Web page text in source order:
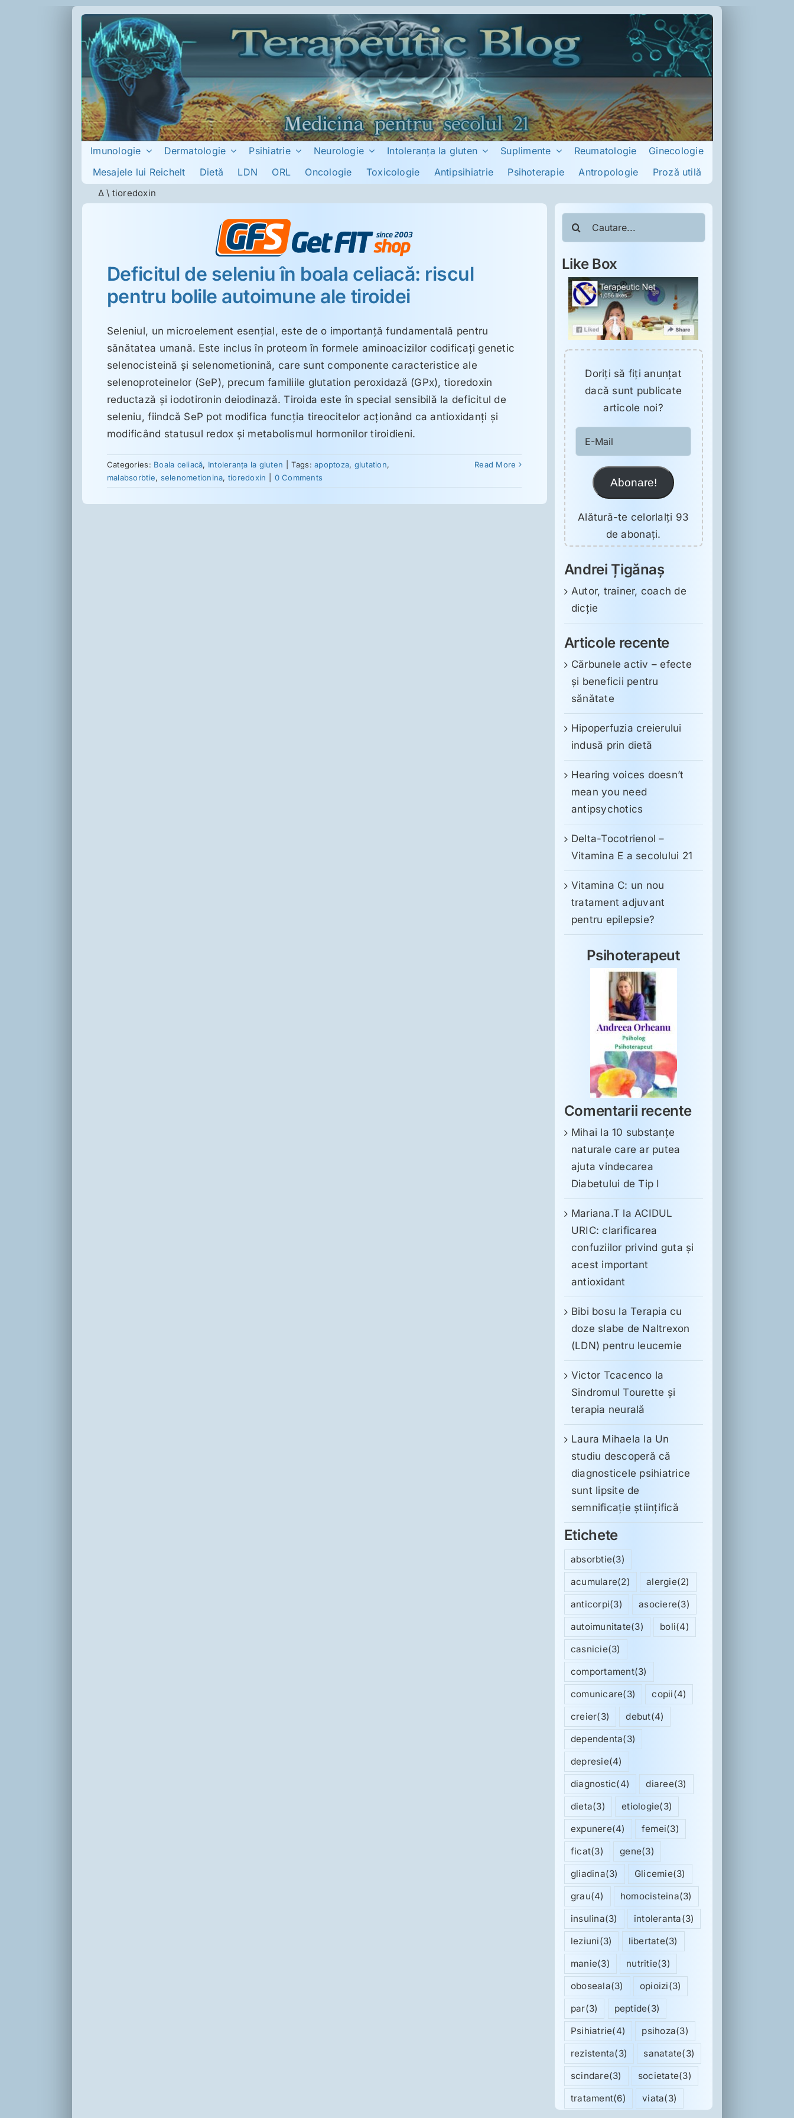
Imunologie Dermatologie Psihiatrie Neurologie Intoleranţa la gluten Suplimente Reumatologie
Ginecologie
Mesajele lui Reichelt
Dietă LDN ORL Oncologie Toxicologie Antipsihiatrie Psihoterapie Antropologie Proză utilă
Δ \ tioredoxin
Deficitul de seleniu în boala celiacă: riscul
pentru bolile autoimune ale tiroidei
Seleniul, un microelement esenţial, este de o importanţă fundamentală pentru
sănătatea umană. Este inclus în proteom în formele aminoacizilor codificaţi genetic
selenocisteină şi selenometionină, care sunt componente caracteristice ale
selenoproteinelor (SeP), precum familiile glutation peroxidază (GPx), tioredoxin
reductază şi iodotironin deiodinază. Tiroida este în special sensibilă la deficitul de
seleniu, fiindcă SeP pot modifica funcţia tireocitelor acţionând ca antioxidanţi şi
modificând statusul redox şi metabolismul hormonilor tiroidieni.
Categories: Boala celiacă, Intoleranţa la gluten Tags:apoptoza, glutation,
malabsorbtie, selenometionina, tioredoxin 0 Comments
Read More
Like Box
Doriţi să fiţi anunţat
dacă sunt publicate
articole noi?
Mail
Abonare!
Alătură-te celorlalți 93
de abonați.
Andrei Țigănaș
Autor, trainer, coach de
dicție
Articole recente
Cărbunele activ – efecte
și beneficii pentru
sănătate
Hipoperfuzia creierului
indusă prin dietă
Hearing voices doesn’t
mean you need
antipsychotics
Delta-Tocotrienol –
Vitamina E a secolului 21
Vitamina C: un nou
tratament adjuvant
pentru epilepsie?
Psihoterapeut
Comentarii recente
Mihai la10 substanţe
naturale care ar putea
ajuta vindecarea
Diabetului de Tip I
Mariana.T la ACIDUL
URIC: clarificarea
confuziilor privind guta și
acest important
antioxidant
Bibi bosu laTerapia cu
doze slabe de Naltrexon
(LDN) pentru leucemie
Victor Tcacenco la
Sindromul Tourette şi
terapia neurală
Laura Mihaela la Un
studiu descoperă că
diagnosticele psihiatrice
sunt lipsite de
semnificație științifică
Etichete
absorbtie(3)
acumulare(2) alergie(2)
anticorpi(3) asociere(3)
autoimunitate(3) boli(4)
casnicie(3)
comportament(3)
comunicare(3) copii(4)
creier(3) debut(4)
dependenta(3)
depresie(4)
diagnostic(4) diaree(3)
dieta(3) etiologie(3)
expunere(4) femei(3)
ficat(3) gene(3)
gliadina(3) Glicemie(3)
grau(4) homocisteina(3)
insulina(3) intoleranta(3)
leziuni(3) libertate(3)
manie(3) nutritie(3)
oboseala(3) opioizi(3)
par(3) peptide(3)
Psihiatrie(4) psihoza(3)
rezistenta(3) sanatate(3)
scindare(3) societate(3)
tratament(6) viata(3)